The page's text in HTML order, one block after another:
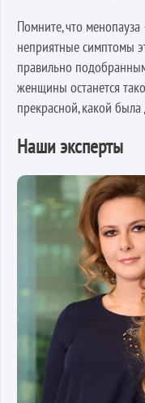
Помните, что менопауза
неприятные симптомы
правильно
женщины останется
прекрасной, какой
Наши эксперты